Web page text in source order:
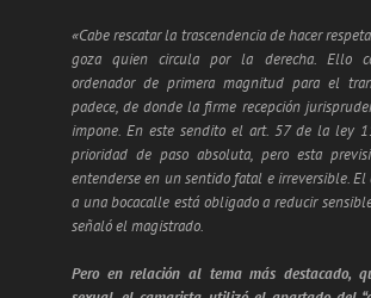
«Cabe rescatar la trascendencia de hacer
goza quien circula por la derecha. Ello
ordenador de primera magnitud para el
padece, de donde la firme recepción
impone. En este sendito el art. 57 de la ley
prioridad de paso absoluta, pero esta
entenderse en un sentido fatal e irreversible.
a una bocacalle está obligado a reducir
señaló el magistrado.
Pero en relación al tema más destacado,